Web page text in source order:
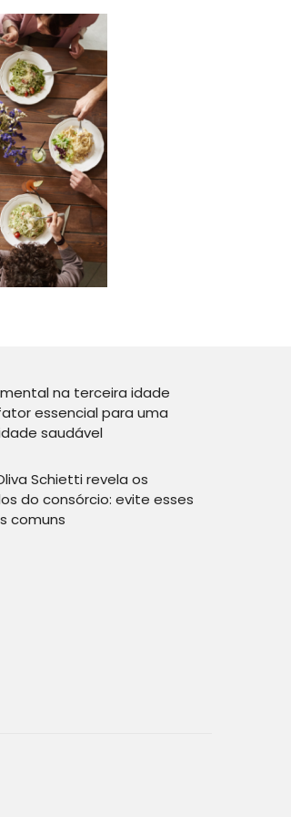
na terceira idade
essencial para uma
saudável
Schietti revela os
do consórcio: evite esses
comuns